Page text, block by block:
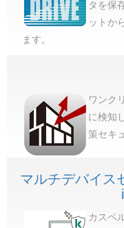
タを保
ットか
ます。
ワンク
に検知
策セキ
マルチデバイス
カスペ